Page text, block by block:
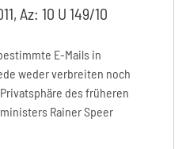
Az: 10 U 149/10
E-Mails in
weder verbreiten noch
des früheren
Rainer Speer